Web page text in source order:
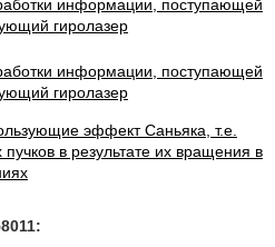
эффект Саньяка, т.е.
в результате их вращения в